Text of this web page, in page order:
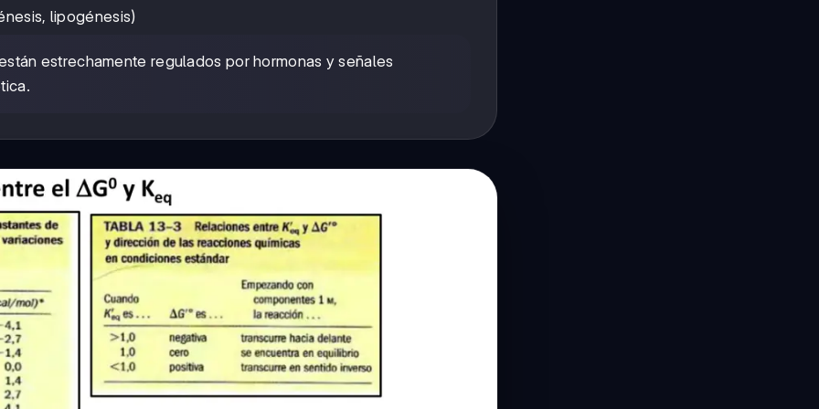
lipogénesis)
estrechamente regulados por hormonas y señales